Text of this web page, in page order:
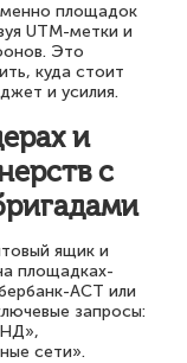
площадок
UTM-метки и
Это
куда стоит
и усилия.
и
с
ящик и
площадках-
АСТ или
запросы:
сети».